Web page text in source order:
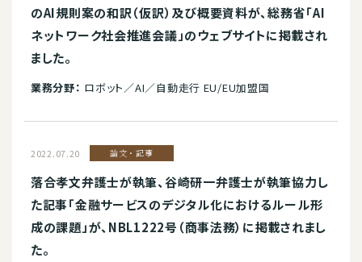
のAI規則案の和訳（仮訳）及び概要資料が、総務省「AI
ネットワーク社会推進会議」のウェブサイトに掲載され
ました。
業務分野： ロボット／AI／自動走行 EU/EU加盟国
2022.07.20 論文・記事
落合孝文弁護士が執筆、谷崎研一弁護士が執筆協力し
た記事「金融サービスのデジタル化におけるルール形
成の課題」が、NBL1222号（商事法務）に掲載されまし
た。